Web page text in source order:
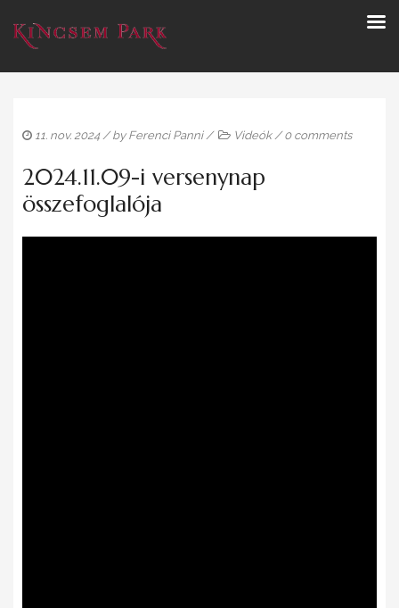
11. nov. 2024 / by Ferenci Panni/ Videók/0 comments
2024.11.09-i versenynap
összefoglalója